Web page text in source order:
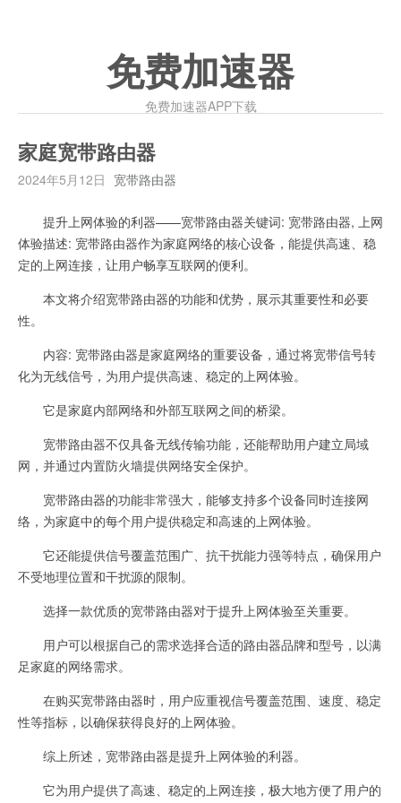
免费加速器
免费加速器APP下载
家庭宽带路由器
2024年5月12日 宽带路由器
提升上网体验的利器——宽带路由器关键词: 宽带路由器, 上网
体验描述: 宽带路由器作为家庭网络的核心设备，能提供高速、稳
定的上网连接，让用户畅享互联网的便利。
本文将介绍宽带路由器的功能和优势，展示其重要性和必要
性。
内容: 宽带路由器是家庭网络的重要设备，通过将宽带信号转
化为无线信号，为用户提供高速、稳定的上网体验。
它是家庭内部网络和外部互联网之间的桥梁。
宽带路由器不仅具备无线传输功能，还能帮助用户建立局域
网，并通过内置防火墙提供网络安全保护。
宽带路由器的功能非常强大，能够支持多个设备同时连接网
络，为家庭中的每个用户提供稳定和高速的上网体验。
它还能提供信号覆盖范围广、抗干扰能力强等特点，确保用户
不受地理位置和干扰源的限制。
选择一款优质的宽带路由器对于提升上网体验至关重要。
用户可以根据自己的需求选择合适的路由器品牌和型号，以满
足家庭的网络需求。
在购买宽带路由器时，用户应重视信号覆盖范围、速度、稳定
性等指标，以确保获得良好的上网体验。
综上所述，宽带路由器是提升上网体验的利器。
它为用户提供了高速、稳定的上网连接，极大地方便了用户的